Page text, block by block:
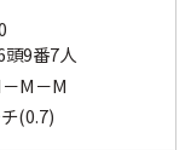
9番7人
M－M
(0.7)